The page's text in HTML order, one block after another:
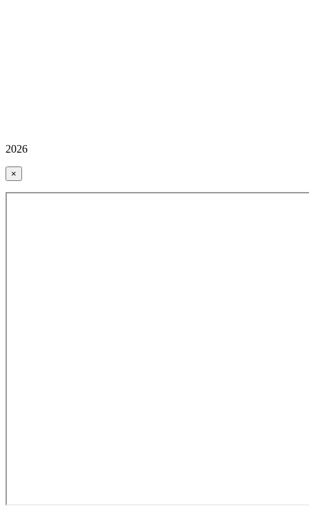
2026
×